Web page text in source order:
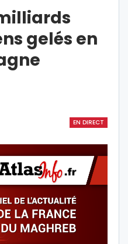
gelés en
EN DIRECT